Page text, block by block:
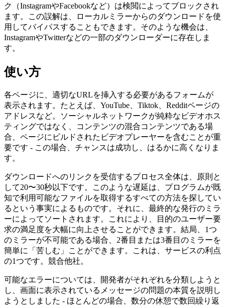
ク（InstagramやFacebookなど）は検閲によってブロックされ
ます。この誤解は、ローカルミラーからのダウンロードを使
用してバイパスすることもできます。そのような機会は、
InstagramやTwitterなどの一部のダウンローダーに存在しま
す。
使い方
各ページに、適切なURLを挿入する必要があるフォームが
表示されます。たとえば、YouTube、Tiktok、Redditページの
アドレスなど。ソーシャルネットワークが純粋なビデオホス
ティングではなく、コンテンツの混合コンテンツである場
合、ページにビルドされたビデオプレーヤーを含むことが重
要です - この場合、チャンスは成功し、はるかに高くなりま
す。
ダウンロードへのリンクを受信するプロセス全体は、原則と
して20〜30秒以下です。このような遅延は、プログラムが既
知で利用可能なファイルを取得するすべての方法を探してい
るという事実によるものです。それに、最終的な発行のミラ
ーによってソートされます。これにより、目的のユーザー要
求の満足度を大幅に向上させることができます。結局、1つ
のミラーが不可能である場合、2番目または3番目のミラーを
簡単に「苦しむ」ことができます。これは、サービスの利点
の1つです。競合他社。
可能なエラーについては、開発者がそれぞれを分類しようと
し、画面に表示されているメッセージの問題の本質を説明し
ようとしました - ほとんどの場合、数分の休憩で数回繰り返